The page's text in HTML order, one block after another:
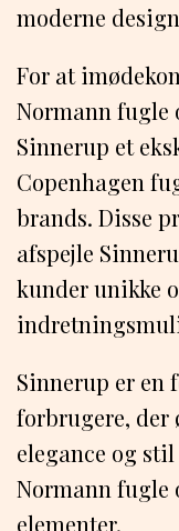
moderne
For at
Normann fugle
Sinnerup et
Copenhagen
brands. Disse
afspejle
kunder unikke
Sinnerup er en
forbrugere, der
elegance og
Normann fugle
elementer.